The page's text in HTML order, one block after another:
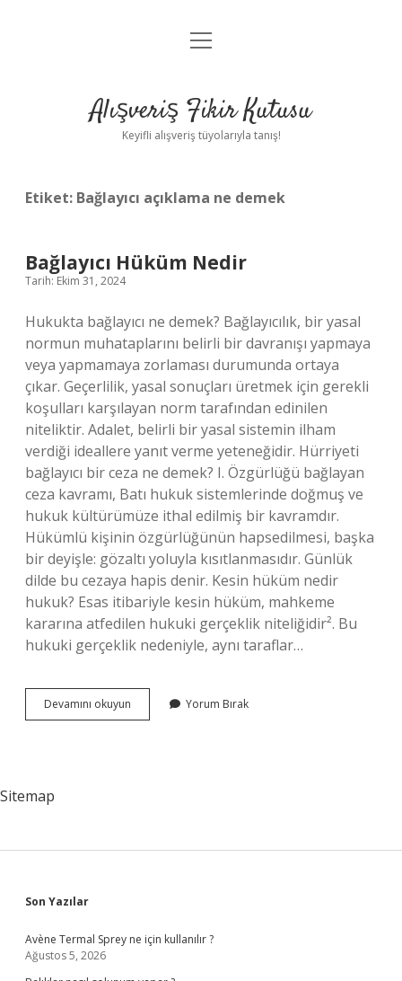
Anasayfa
Yasal Uyarı
menüyü
Alışveriş Fikir Kutusu
Keyifli alışveriş tüyolarıyla tanış!
Etiket: Bağlayıcı açıklama ne demek
Bağlayıcı Hüküm Nedir
Tarih: Ekim 31, 2024
Hukukta bağlayıcı ne demek? Bağlayıcılık, bir yasal
normun muhataplarını belirli bir davranışı yapmaya
veya yapmamaya zorlaması durumunda ortaya
çıkar. Geçerlilik, yasal sonuçları üretmek için gerekli
koşulları karşılayan norm tarafından edinilen
niteliktir. Adalet, belirli bir yasal sistemin ilham
verdiği ideallere yanıt verme yeteneğidir. Hürriyeti
bağlayıcı bir ceza ne demek? I. Özgürlüğü bağlayan
ceza kavramı, Batı hukuk sistemlerinde doğmuş ve
hukuk kültürümüze ithal edilmiş bir kavramdır.
Hükümlü kişinin özgürlüğünün hapsedilmesi, başka
bir deyişle: gözaltı yoluyla kısıtlanmasıdır. Günlük
dilde bu cezaya hapis denir. Kesin hüküm nedir
hukuk? Esas itibariyle kesin hüküm, mahkeme
kararına atfedilen hukuki gerçeklik niteliğidir². Bu
hukuki gerçeklik nedeniyle, aynı taraflar…
Devamını okuyun Bağlayıcı
Hüküm
Yorum Bırak
Sitemap
Sidebar
Son Yazılar
Avène Termal Sprey ne için kullanılır ?
Ağustos 5, 2026